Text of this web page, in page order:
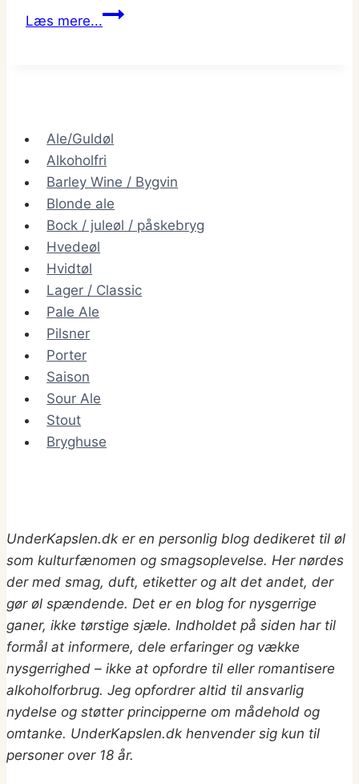
Læs mere...Anarkist
Ale/Guldøl
Alkoholfri
Barley Wine / Bygvin
Blonde ale
Bock / juleøl / påskebryg
Hvedeøl
Hvidtøl
Lager / Classic
Pale Ale
Pilsner
Porter
Saison
Sour Ale
Stout
Bryghuse
UnderKapslen.dk er en personlig blog dedikeret til øl
som kulturfænomen og smagsoplevelse. Her nørdes
der med smag, duft, etiketter og alt det andet, der
gør øl spændende. Det er en blog for nysgerrige
ganer, ikke tørstige sjæle. Indholdet på siden har til
formål at informere, dele erfaringer og vække
nysgerrighed – ikke at opfordre til eller romantisere
alkoholforbrug. Jeg opfordrer altid til ansvarlig
nydelse og støtter principperne om mådehold og
omtanke. UnderKapslen.dk henvender sig kun til
personer over 18 år.